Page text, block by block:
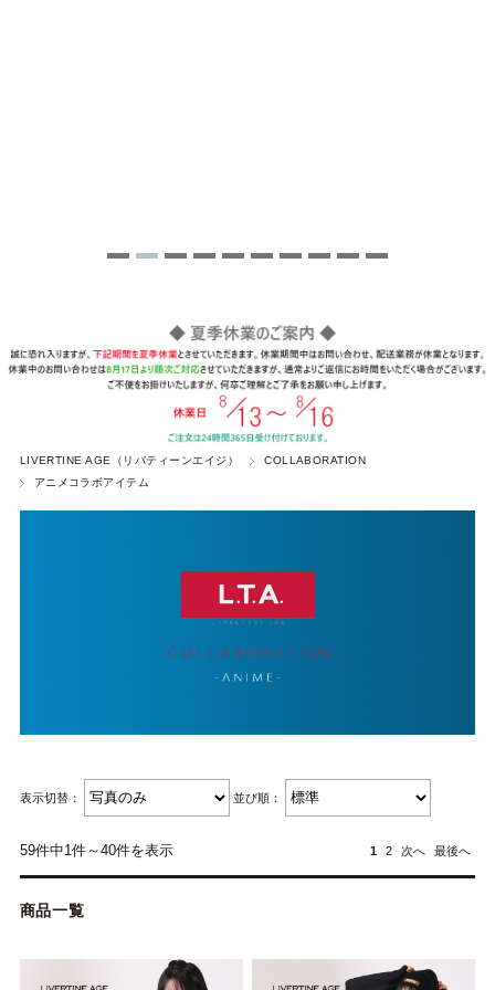
LIVERTINE AGE（リバティーンエイジ）
COLLABORATION
アニメコラボアイテム
表示切替： 並び順：
59件中1件～40件を表示 1 2 次へ 最後へ
商品一覧